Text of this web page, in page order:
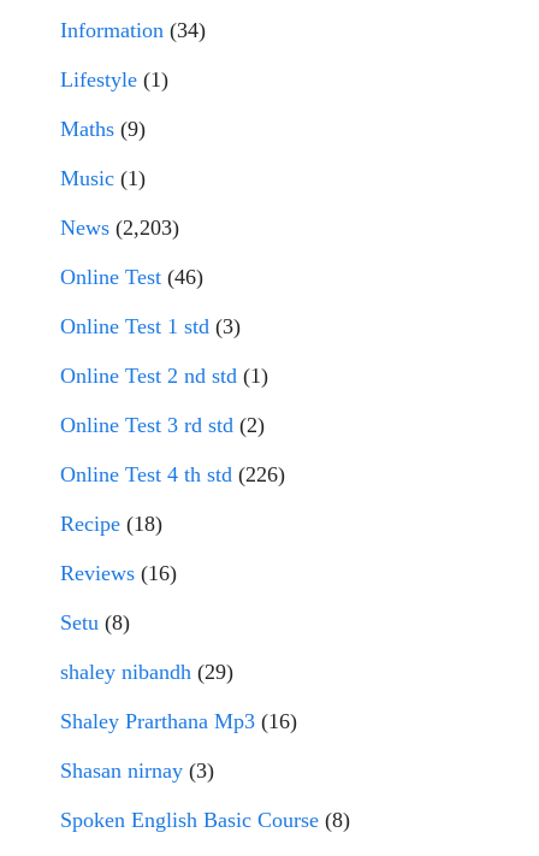
Information (34)
Lifestyle (1)
Maths (9)
Music (1)
News (2,203)
Online Test (46)
Online Test 1 std (3)
Online Test 2 nd std (1)
Online Test 3 rd std (2)
Online Test 4 th std (226)
Recipe (18)
Reviews (16)
Setu (8)
shaley nibandh (29)
Shaley Prarthana Mp3 (16)
Shasan nirnay (3)
Spoken English Basic Course (8)